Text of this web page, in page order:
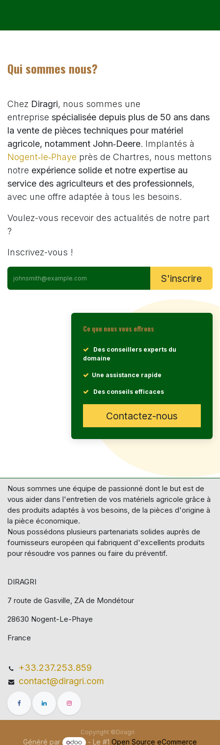
Qui sommes nous?
Chez Diragri, nous sommes une
entreprise spécialisée depuis plus de 50 ans dans
la vente de pièces techniques pour matériel
agricole, notamment John‑Deere. Implantés à
Nogent‑le‑Phaye près de Chartres, nous mettons
notre expérience solide et notre expertise au
service des agriculteurs et des professionnels,
avec une offre adaptée à tous les besoins.
Voulez-vous recevoir des actualités de notre part
?
Inscrivez-vous !
S'inscrire
Ce que nous vous offrons
Des conseillers experts du
domaine
Une assistance rapide
Des conseils efficaces
Contactez-nous
Nous sommes une équipe de passionné dont le but est de
vous aider dans l'entretien de vos matériels agricole grâce à
des produits adaptés à vos besoins, de la pièces d'origine à
la pièce économique.
Nous possédons plusieurs partenariats solides auprès de
fournisseurs européen qui​ fabriquent d'excellents produits
pour résoudre vos pannes ou faire du préventif.
DIRAGRI
7 route de Gasville, ZA de Mondétour
28630 Nogent-Le-Phaye
France
+33.237.253.859
contact@diragri.com
Copyright ©Diragri
Généré par - Le #1Open Source eCommerce